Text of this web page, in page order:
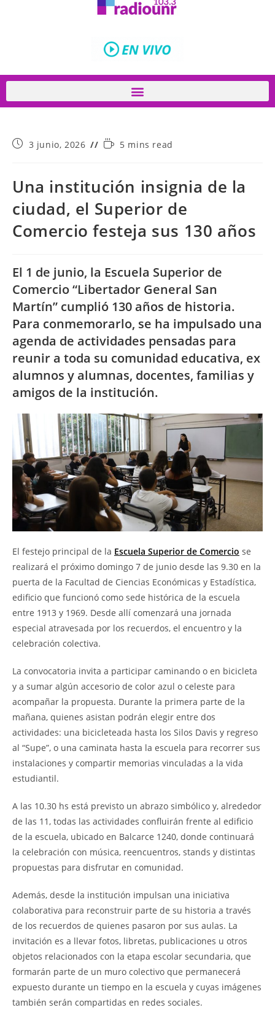
3 junio, 2026 5 mins read
Una institución insignia de la
ciudad, el Superior de
Comercio festeja sus 130 años
El 1 de junio, la Escuela Superior de
Comercio “Libertador General San
Martín” cumplió 130 años de historia.
Para conmemorarlo, se ha impulsado una
agenda de actividades pensadas para
reunir a toda su comunidad educativa, ex
alumnos y alumnas, docentes, familias y
amigos de la institución.
El festejo principal de la Escuela Superior de Comercio se
realizará el próximo domingo 7 de junio desde las 9.30 en la
puerta de la Facultad de Ciencias Económicas y Estadística,
edificio que funcionó como sede histórica de la escuela
entre 1913 y 1969. Desde allí comenzará una jornada
especial atravesada por los recuerdos, el encuentro y la
celebración colectiva.
La convocatoria invita a participar caminando o en bicicleta
y a sumar algún accesorio de color azul o celeste para
acompañar la propuesta. Durante la primera parte de la
mañana, quienes asistan podrán elegir entre dos
actividades: una bicicleteada hasta los Silos Davis y regreso
al “Supe”, o una caminata hasta la escuela para recorrer sus
instalaciones y compartir memorias vinculadas a la vida
estudiantil.
A las 10.30 hs está previsto un abrazo simbólico y, alrededor
de las 11, todas las actividades confluirán frente al edificio
de la escuela, ubicado en Balcarce 1240, donde continuará
la celebración con música, reencuentros, stands y distintas
propuestas para disfrutar en comunidad.
Además, desde la institución impulsan una iniciativa
colaborativa para reconstruir parte de su historia a través
de los recuerdos de quienes pasaron por sus aulas. La
invitación es a llevar fotos, libretas, publicaciones u otros
objetos relacionados con la etapa escolar secundaria, que
formarán parte de un muro colectivo que permanecerá
expuesto durante un tiempo en la escuela y cuyas imágenes
también serán compartidas en redes sociales.